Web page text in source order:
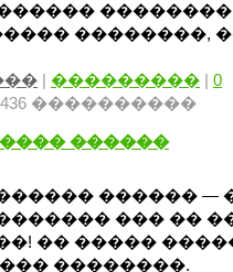
��������,
| ��������� | 0
����������
������
������ —
��� ��
�� �����
��������.